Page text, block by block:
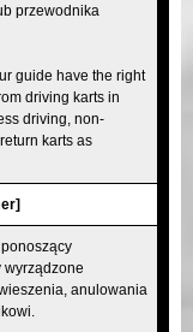
przewodnika
guide have the right
driving karts in
driving, non-
karts as
anulowania